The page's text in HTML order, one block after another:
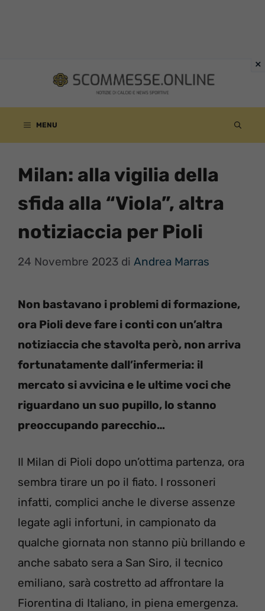
contenuto
MENU
Milan: alla vigilia della
sfida alla “Viola”, altra
notiziaccia per Pioli
24 Novembre 2023 di Andrea Marras
Non bastavano i problemi di formazione,
ora Pioli deve fare i conti con un’altra
notiziaccia che stavolta però, non arriva
fortunatamente dall’infermeria: il
mercato si avvicina e le ultime voci che
riguardano un suo pupillo, lo stanno
preoccupando parecchio…
Il Milan di Pioli dopo un’ottima partenza, ora
sembra tirare un po il fiato. I rossoneri
infatti, complici anche le diverse assenze
legate agli infortuni, in campionato da
qualche giornata non stanno più brillando e
anche sabato sera a San Siro, il tecnico
emiliano, sarà costretto ad affrontare la
Fiorentina di Italiano, in piena emergenza.